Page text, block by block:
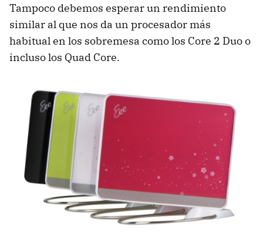
Tampoco debemos esperar un rendimiento
similar al que nos da un procesador más
habitual en los sobremesa como los Core 2 Duo o
incluso los Quad Core.